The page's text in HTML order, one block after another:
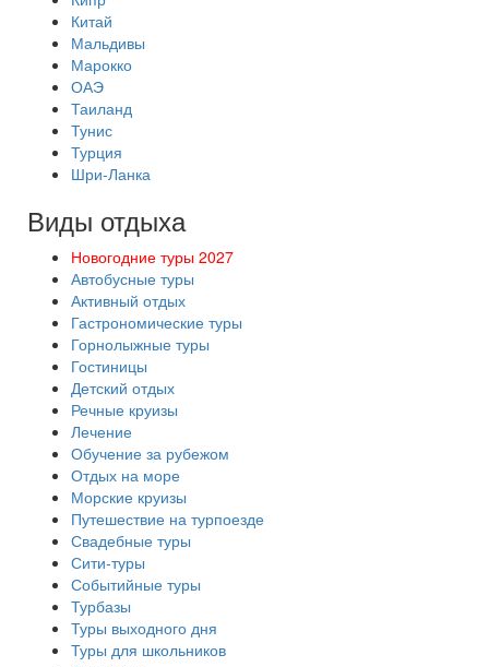
Китай
Мальдивы
Марокко
ОАЭ
Таиланд
Тунис
Турция
Шри-Ланка
Виды отдыха
Новогодние туры 2027
Автобусные туры
Активный отдых
Гастрономические туры
Горнолыжные туры
Гостиницы
Детский отдых
Речные круизы
Лечение
Обучение за рубежом
Отдых на море
Морские круизы
Путешествие на турпоезде
Свадебные туры
Сити-туры
Событийные туры
Турбазы
Туры выходного дня
Туры для школьников